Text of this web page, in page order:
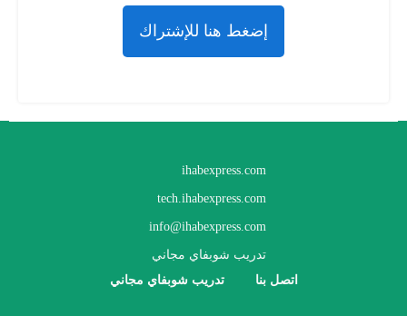
إضغط هنا للإشتراك
ihabexpress.com
tech.ihabexpress.com
info@ihabexpress.com
تدريب شوبفاي مجاني
اتصل بنا تدريب شوبفاي مجاني